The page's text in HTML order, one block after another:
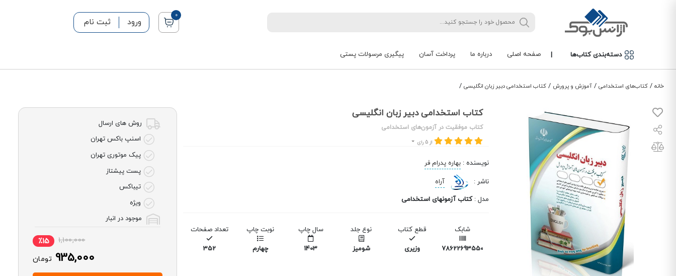
0
ورود ثبت نام
دسته‌بندی کتاب‌ها | صفحه اصلی درباره ما پرداخت آسان پیگیری مرسولات پستی
خانه / کتاب‌های استخدامی / آموزش و پرورش / کتاب استخدامی دبیر زبان انگلیسی /
کتاب استخدامی دبیر زبان انگلیسی
کتاب موفقیت در آزمون‌های استخدامی
از 5 رای
نویسنده : بهاره پدرام فر
ناشر :
آراه
مدل :کتاب آزمونهای استخدامی
شابک
9786226935500
قطع کتاب
وزیری
نوع جلد
شومیز
سال چاپ
1403
نوبت چاپ
چهارم
تعداد صفحات
352
روش های ارسال
اسنپ باکس تهران
پیک موتوری تهران
پست پیشتاز
تیباکس
ویژه
موجود در انبار
1,100,000 ٪15
935,000 تومان